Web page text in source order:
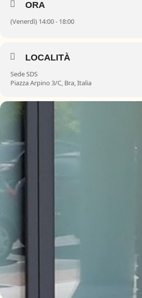
ORA
(Venerdì) 14:00 - 18:00
LOCALITÀ
Sede SDS
Piazza Arpino 3/C, Bra, Italia